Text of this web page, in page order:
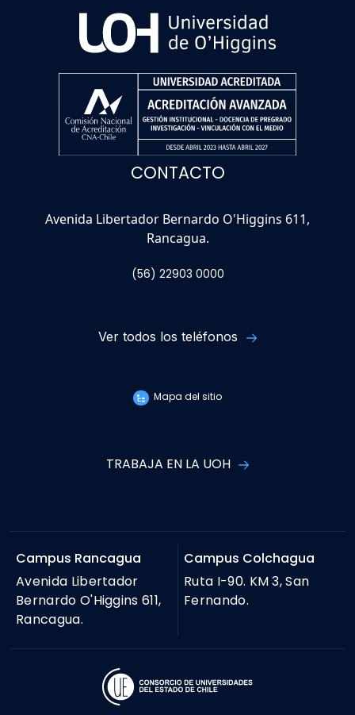
CONTACTO
Avenida Libertador Bernardo O'Higgins 611,
Rancagua.
(56) 22903 0000
Ver todos los teléfonos
Mapa del sitio
TRABAJA EN LA UOH
Campus Rancagua
Avenida Libertador
Bernardo O'Higgins 611,
Rancagua.
Campus Colchagua
Ruta I-90. KM 3, San
Fernando.